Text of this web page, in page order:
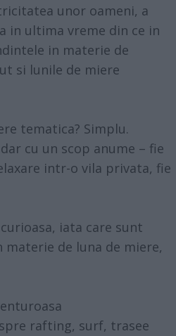
unor oameni, a
in ultima vreme din ce in
in materie de
si lunile de miere
tematica? Simplu.
cu un scop anume – fie
intr-o vila privata, fie
iata care sunt
de luna de miere,
rafting, surf, trasee